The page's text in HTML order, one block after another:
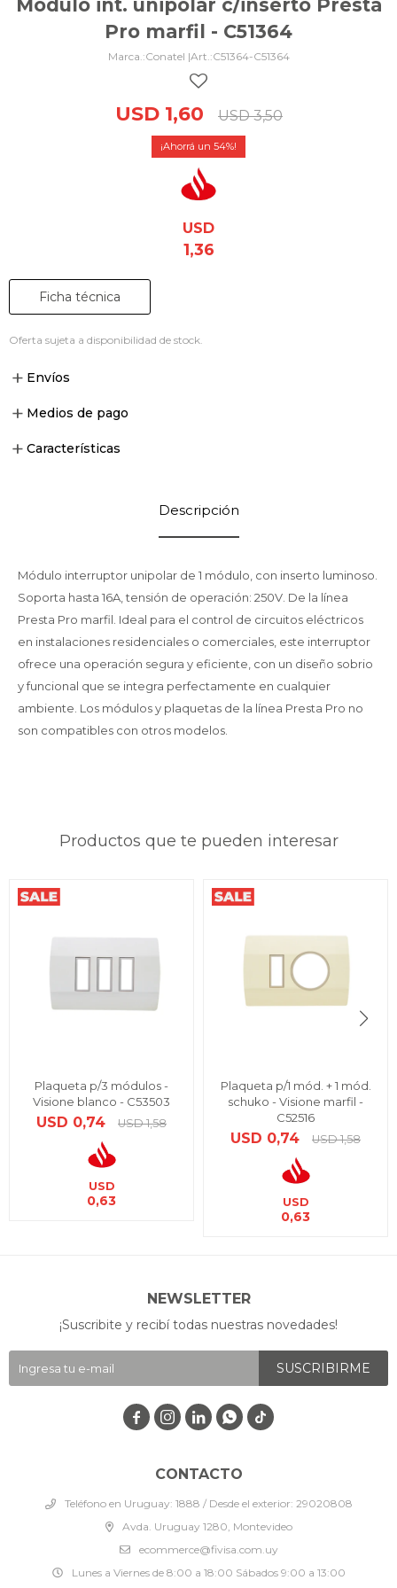
Módulo int. unipolar c/inserto Presta
Pro marfil - C51364
Conatel | C51364-C51364
USD 1,60 USD 3,50
54
USD
1,36
Ficha técnica
Oferta sujeta a disponibilidad de stock.
Envíos
Medios de pago
Características
Descripción
Módulo interruptor unipolar de 1 módulo, con inserto luminoso.
Soporta hasta 16A, tensión de operación: 250V. De la línea
Presta Pro marfil. Ideal para el control de circuitos eléctricos
en instalaciones residenciales o comerciales, este interruptor
ofrece una operación segura y eficiente, con un diseño sobrio
y funcional que se integra perfectamente en cualquier
ambiente. Los módulos y plaquetas de la línea Presta Pro no
son compatibles con otros modelos.
Productos que te pueden interesar
Plaqueta p/3 módulos -
Visione blanco - C53503
USD 0,74 USD 1,58
USD
0,63
Plaqueta p/1 mód. + 1 mód.
schuko - Visione marfil -
C52516
USD 0,74 USD 1,58
USD
0,63
CONTACTO
Teléfono en Uruguay: 1888 / Desde el exterior: 29020808
Avda. Uruguay 1280, Montevideo
ecommerce@fivisa.com.uy
Lunes a Viernes de 8:00 a 18:00 Sábados 9:00 a 13:00
NEWSLETTER
¡Suscribite y recibí todas nuestras novedades!
SUSCRIBIRME
   